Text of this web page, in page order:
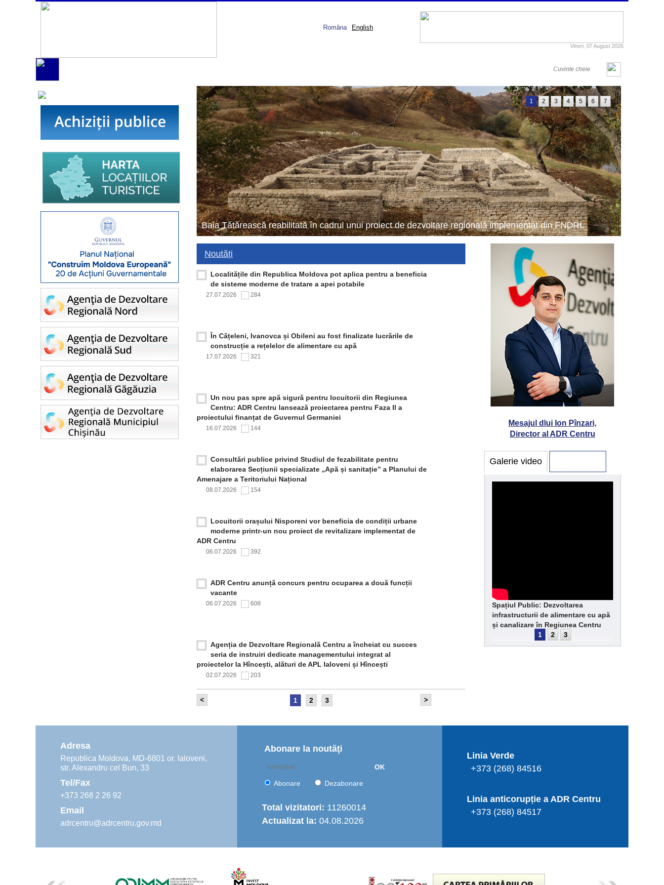
Vineri, 07 August 2026
Româna English
Baia Tătărească reabilitată în cadrul unui proiect de dezvoltare regională implementat din FNDRL
1 2 3 4 5 6 7
Noutăți
Localitățile din Republica Moldova pot aplica pentru a beneficia
de sisteme moderne de tratare a apei potabile
27.07.2026 284
În Cățeleni, Ivanovca și Obileni au fost finalizate lucrările de
construcție a rețelelor de alimentare cu apă
17.07.2026 321
Un nou pas spre apă sigură pentru locuitorii din Regiunea
Centru: ADR Centru lansează proiectarea pentru Faza II a
proiectului finanțat de Guvernul Germaniei
16.07.2026 144
Consultări publice privind Studiul de fezabilitate pentru
elaborarea Secțiunii specializate „Apă și sanitație” a Planului de
Amenajare a Teritoriului Național
08.07.2026 154
Locuitorii orașului Nisporeni vor beneficia de condiții urbane
moderne printr-un nou proiect de revitalizare implementat de
ADR Centru
06.07.2026 392
ADR Centru anunță concurs pentru ocuparea a două funcții
vacante
06.07.2026 608
Agenția de Dezvoltare Regională Centru a încheiat cu succes
seria de instruiri dedicate managementului integrat al
proiectelor la Hîncești, alături de APL Ialoveni și Hîncești
02.07.2026 203
Comitetul de Supraveghere al proiectului „Îmbunătățirea
implementării și opțiunile de operare a serviciului regional de
Agenția de Dezvoltare Regională Centru a continuat seria de
instruiri practice dedicate autorităților publice locale
< >
1 2 3
Mesajul dlui Ion Pînzari,
Director al ADR Centru
Galerie video
Spațiul Public: Dezvoltarea
infrastructurii de alimentare cu apă
și canalizare în Regiunea Centru
1
2 3
Adresa
Republica Moldova, MD-6801 or. Ialoveni,
str. Alexandru cel Bun, 33
Tel/Fax
+373 268 2 26 92
Email
adrcentru@adrcentru.gov.md
Abonare la noutăţi
OK
Abonare Dezabonare
Total vizitatori: 11260014
Actualizat la: 04.08.2026
Linia Verde
+373 (268) 84516
Linia anticorupție a ADR Centru
+373 (268) 84517